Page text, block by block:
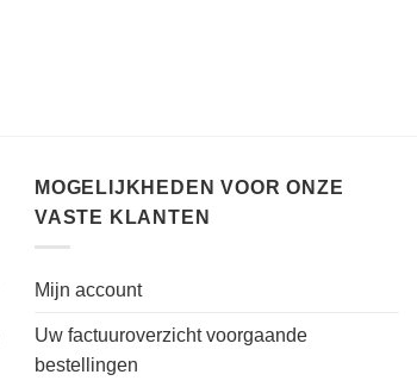
MOGELIJKHEDEN VOOR ONZE
VASTE KLANTEN
Mijn account
Uw factuuroverzicht voorgaande
bestellingen